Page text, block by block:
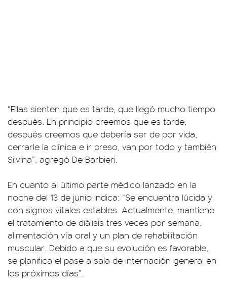
“Ellas sienten que es tarde, que llegó mucho tiempo
después. En principio creemos que es tarde,
después creemos que debería ser de por vida,
cerrarle la clínica e ir preso, van por todo y también
Silvina”, agregó De Barbieri.
En cuanto al último parte médico lanzado en la
noche del 13 de junio indica: “Se encuentra lúcida y
con signos vitales estables. Actualmente, mantiene
el tratamiento de diálisis tres veces por semana,
alimentación vía oral y un plan de rehabilitación
muscular. Debido a que su evolución es favorable,
se planifica el pase a sala de internación general en
los próximos días”.